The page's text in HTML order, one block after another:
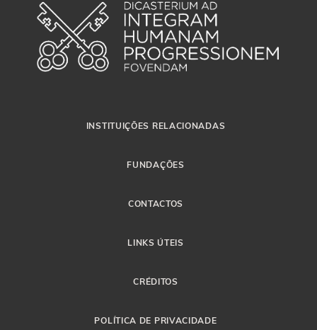
INSTITUIÇÕES RELACIONADAS
FUNDAÇÕES
CONTACTOS
LINKS ÚTEIS
CRÉDITOS
POLÍTICA DE PRIVACIDADE